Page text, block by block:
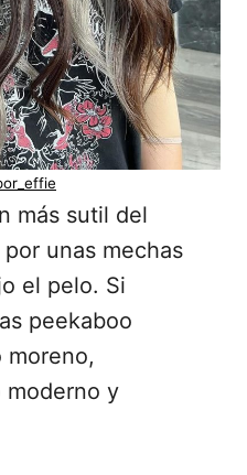
más sutil del
unas mechas
el pelo. Si
peekaboo
moreno,
moderno y